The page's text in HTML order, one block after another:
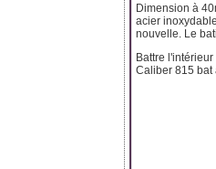
Dimension à
acier
nouvelle. Le
Battre
Caliber 815 bat